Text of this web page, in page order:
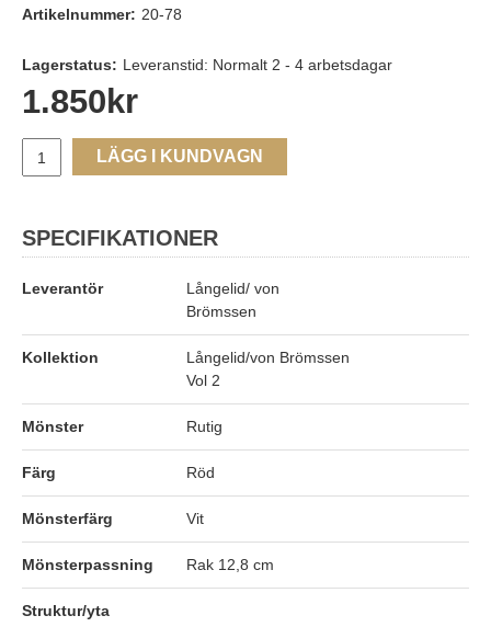
Artikelnummer: 20-78
Lagerstatus: Leveranstid: Normalt 2 - 4 arbetsdagar
1.850 kr
LÄGG I KUNDVAGN
SPECIFIKATIONER
Leverantör
Långelid/ von
Brömssen
Kollektion
Långelid/von Brömssen
Vol 2
Mönster Rutig
Färg Röd
Mönsterfärg Vit
Mönsterpassning Rak 12,8 cm
Struktur/yta